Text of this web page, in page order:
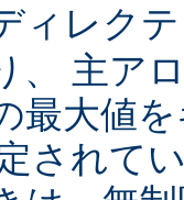
ィレク
、 主ア
最大値
されて